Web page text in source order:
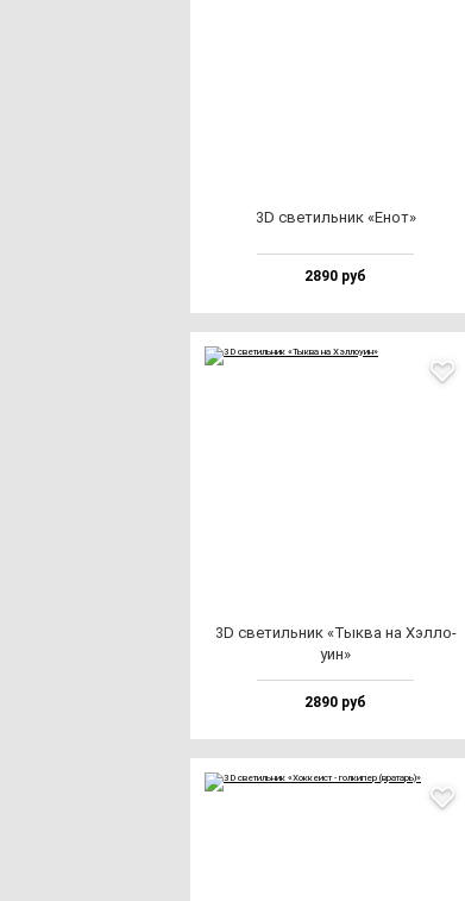
3D све­тиль­ник «Енот»
2890 руб
3D све­тиль­ник «Тык­ва на Хэл­ло­
уин»
2890 руб